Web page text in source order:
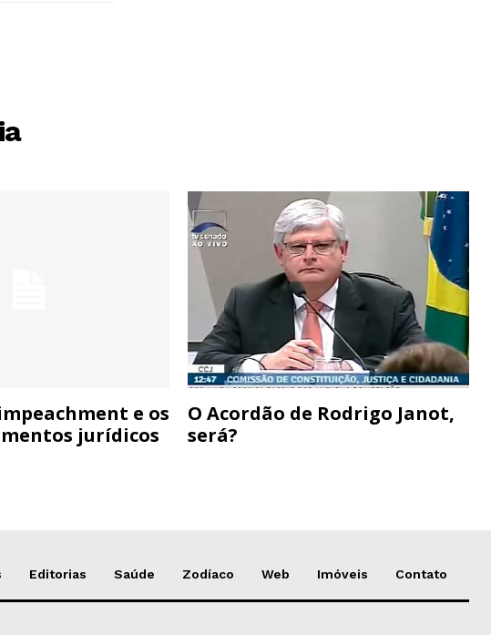
e os
jurídicos
O Acordão de Rodrigo Janot,
será?
Editorias Saúde Zodíaco Web Imóveis Contato